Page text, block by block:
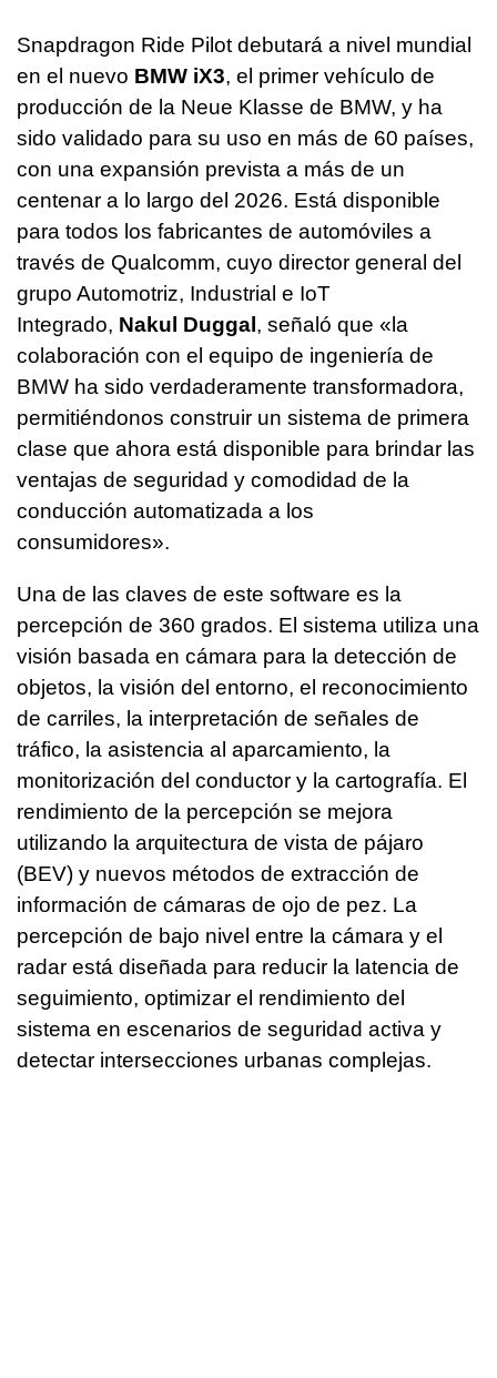
Snapdragon Ride Pilot debutará a nivel mundial
en el nuevo BMW iX3, el primer vehículo de
producción de la Neue Klasse de BMW, y ha
sido validado para su uso en más de 60 países,
con una expansión prevista a más de un
centenar a lo largo del 2026. Está disponible
para todos los fabricantes de automóviles a
través de Qualcomm, cuyo director general del
grupo Automotriz, Industrial e IoT
Integrado, Nakul Duggal, señaló que «la
colaboración con el equipo de ingeniería de
BMW ha sido verdaderamente transformadora,
permitiéndonos construir un sistema de primera
clase que ahora está disponible para brindar las
ventajas de seguridad y comodidad de la
conducción automatizada a los
consumidores».
Una de las claves de este software es la
percepción de 360 grados. El sistema utiliza una
visión basada en cámara para la detección de
objetos, la visión del entorno, el reconocimiento
de carriles, la interpretación de señales de
tráfico, la asistencia al aparcamiento, la
monitorización del conductor y la cartografía. El
rendimiento de la percepción se mejora
utilizando la arquitectura de vista de pájaro
(BEV) y nuevos métodos de extracción de
información de cámaras de ojo de pez. La
percepción de bajo nivel entre la cámara y el
radar está diseñada para reducir la latencia de
seguimiento, optimizar el rendimiento del
sistema en escenarios de seguridad activa y
detectar intersecciones urbanas complejas.